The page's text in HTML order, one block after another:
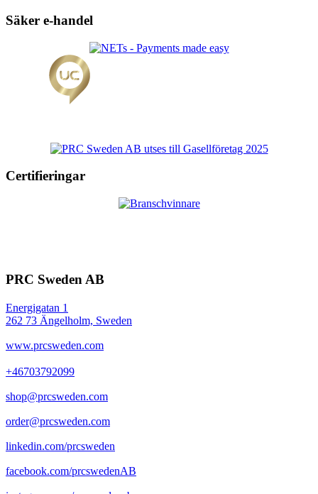
Säker e-handel
Certifieringar
PRC Sweden AB
Energigatan 1
262 73 Ängelholm, Sweden
www.prcsweden.com
+46703792099
shop@prcsweden.com
order@prcsweden.com
linkedin.com/prcsweden
facebook.com/prcswedenAB